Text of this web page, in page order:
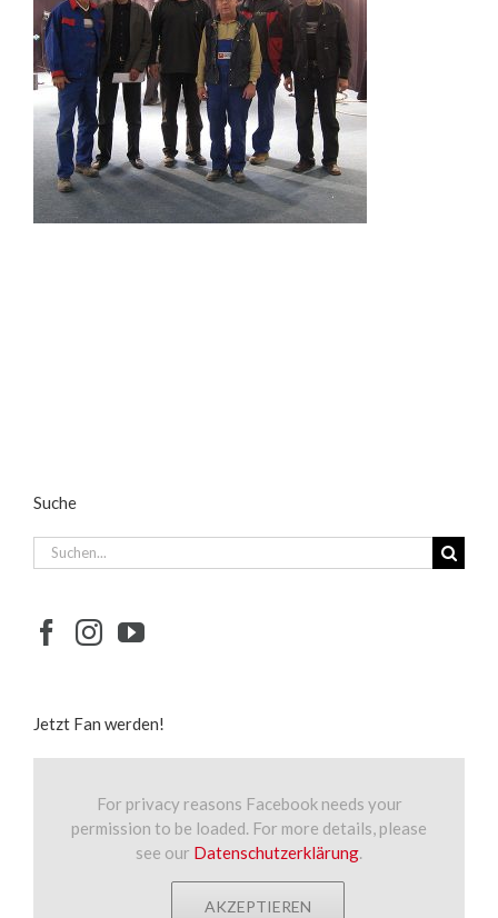
Suche
Suche
nach:
Jetzt Fan werden!
For privacy reasons Facebook needs your
permission to be loaded. For more details, please
see our Datenschutzerklärung.
AKZEPTIEREN